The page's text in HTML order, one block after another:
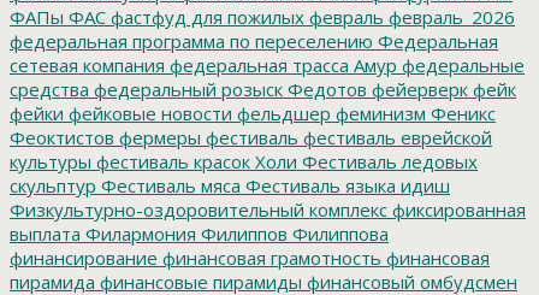
ФАПы ФАС фастфуд для пожилых февраль февраль_2026
федеральная программа по переселению Федеральная
сетевая компания федеральная трасса Амур федеральные
средства федеральный розыск Федотов фейерверк фейк
фейки фейковые новости фельдшер феминизм Феникс
Феоктистов фермеры фестиваль фестиваль еврейской
культуры фестиваль красок Холи Фестиваль ледовых
скульптур Фестиваль мяса Фестиваль языка идиш
Физкультурно-оздоровительный комплекс фиксированная
выплата Филармония Филиппов Филиппова
финансирование финансовая грамотность финансовая
пирамида финансовые пирамиды финансовый омбудсмен